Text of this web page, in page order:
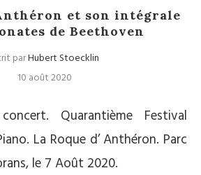
classique
et son intégrale
de Beethoven
parHubert Stoecklin
10 août 2020
Quarantième Festival
La Roque d’ Anthéron. Parc
le 7 Août 2020.